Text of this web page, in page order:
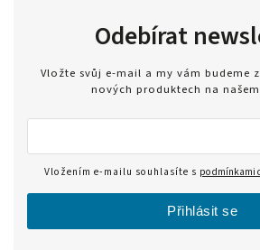
Odebírat
Vložte svůj e-mail a my vám budeme
nových produktech na
Vložením e-mailu souhlasíte s podmínkami
Přihlásit se